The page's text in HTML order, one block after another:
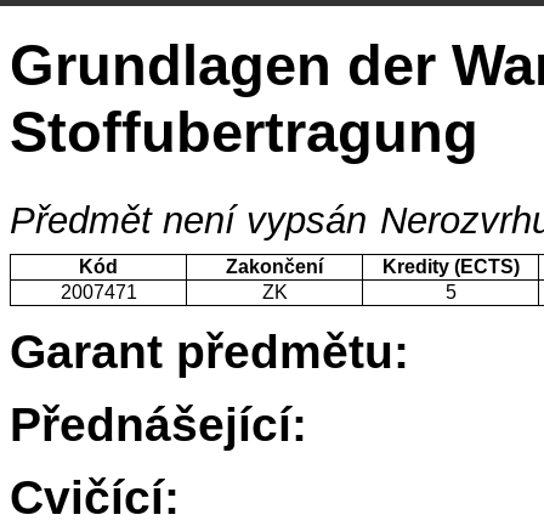
Grundlagen der
Stoffubertragung
Předmět není vypsán
Kód Zakončení
Kredity (ECTS)
2007471
ZK 5
Garant předmětu:
Přednášející:
Cvičící: